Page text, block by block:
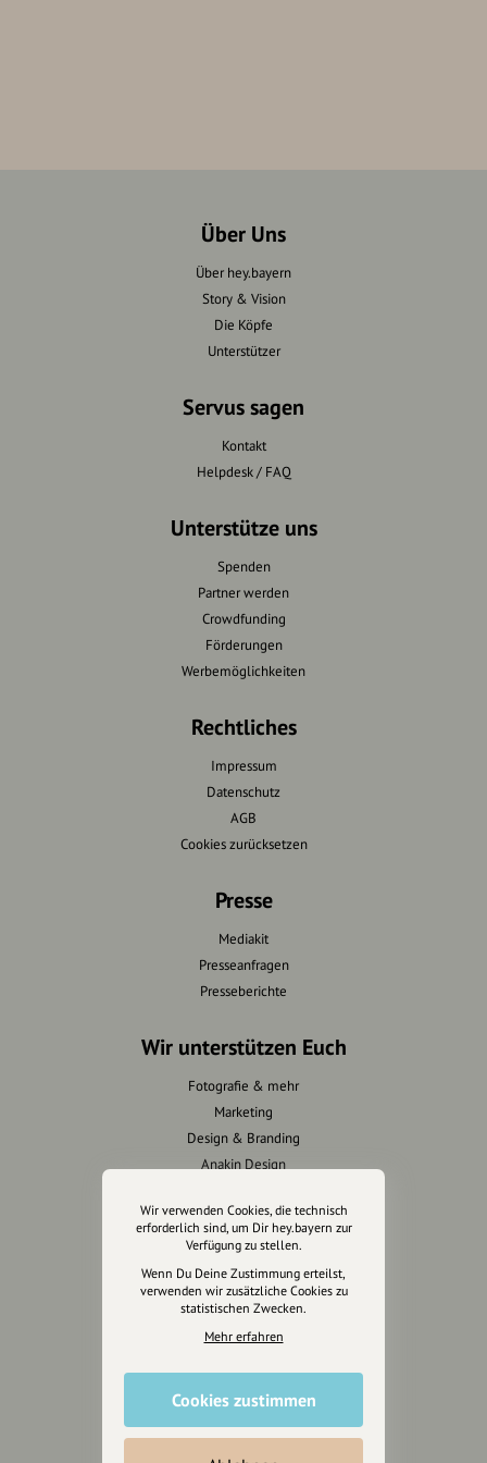
Über Uns
Über hey.bayern
Story & Vision
Die Köpfe
Unterstützer
Servus sagen
Kontakt
Helpdesk / FAQ
Unterstütze uns
Spenden
Partner werden
Crowdfunding
Förderungen
Werbemöglichkeiten
Rechtliches
Impressum
Datenschutz
AGB
Cookies zurücksetzen
Presse
Mediakit
Presseanfragen
Presseberichte
Wir unterstützen Euch
Fotografie & mehr
Marketing
Design & Branding
Anakin Design
Unterstütze
unsere Plattform
hey.bayern ist ein Projekt von
für alle, die uns besuchen
wollen.
Wir verwenden Cookies, die technisch
erforderlich sind, um Dir hey.bayern zur
Verfügung zu stellen.
Wenn Du Deine Zustimmung erteilst,
verwenden wir zusätzliche Cookies zu
statistischen Zwecken.
Mehr erfahren
Cookies zustimmen